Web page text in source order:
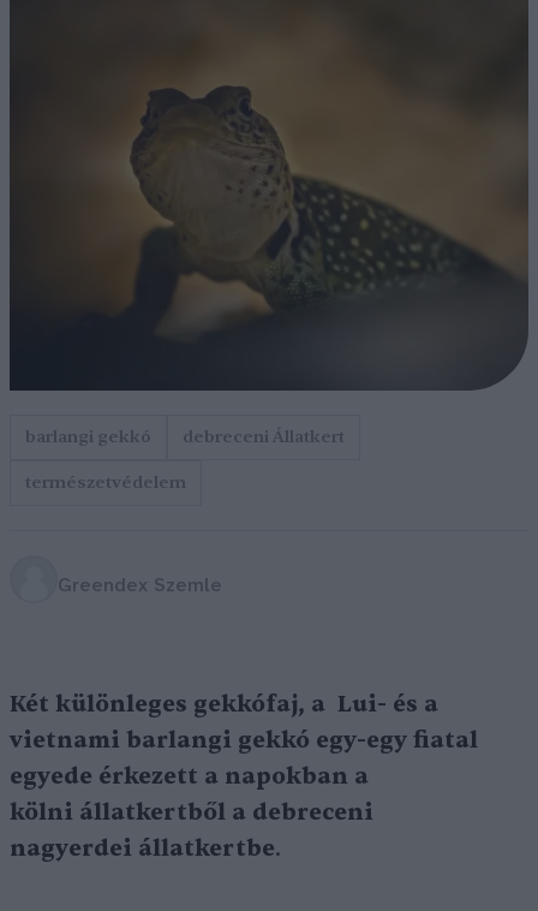
barlangi gekkó
debreceni Állatkert
természetvédelem
Greendex Szemle
Két különleges gekkófaj, a Lui- és a
vietnami barlangi gekkó egy-egy fiatal
egyede érkezett a napokban a
kölni állatkertből a debreceni
nagyerdei állatkertbe.